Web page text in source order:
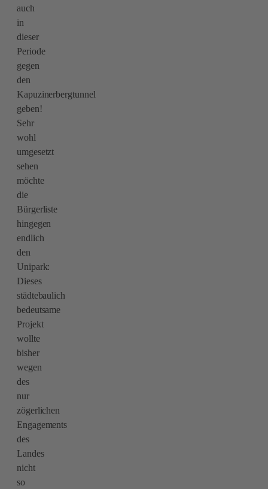
auch
in
dieser
Periode
gegen
den
Kapuzinerbergtunnel
geben!
Sehr
wohl
umgesetzt
sehen
möchte
die
Bürgerliste
hingegen
endlich
den
Unipark:
Dieses
städtebaulich
bedeutsame
Projekt
wollte
bisher
wegen
des
nur
zögerlichen
Engagements
des
Landes
nicht
so